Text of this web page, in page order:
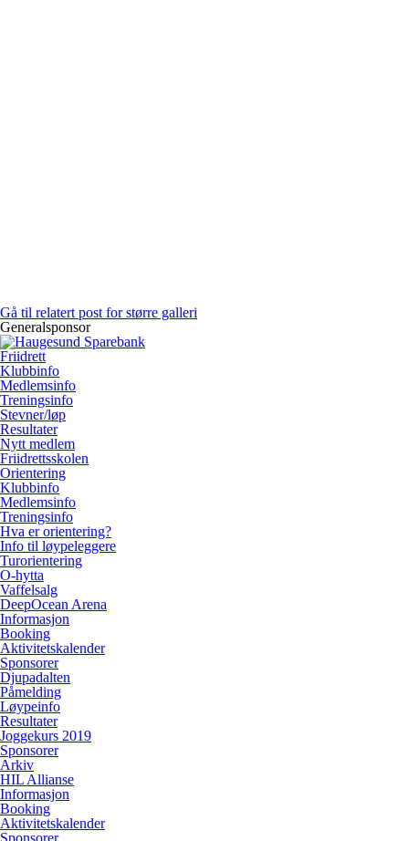
Gå til relatert post for større galleri
Generalsponsor
Friidrett
Klubbinfo
Medlemsinfo
Treningsinfo
Stevner/løp
Resultater
Nytt medlem
Friidrettsskolen
Orientering
Klubbinfo
Medlemsinfo
Treningsinfo
Hva er orientering?
Info til løypeleggere
Turorientering
O-hytta
Vaffelsalg
DeepOcean Arena
Informasjon
Booking
Aktivitetskalender
Sponsorer
Djupadalten
Påmelding
Løypeinfo
Resultater
Joggekurs 2019
Sponsorer
Arkiv
HIL Allianse
Informasjon
Booking
Aktivitetskalender
Sponsorer